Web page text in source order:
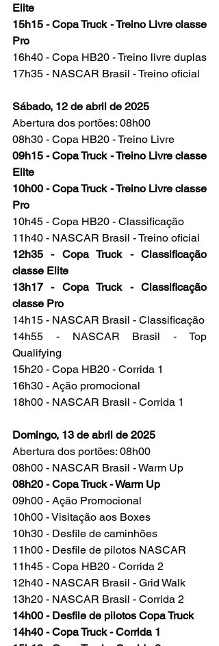
Elite
15h15 - Copa Truck - Treino Livre classe
Pro
16h40 - Copa HB20 - Treino livre duplas
17h35 - NASCAR Brasil - Treino oficial
Sábado, 12 de abril de 2025
Abertura dos portões: 08h00
08h30 - Copa HB20 - Treino Livre
09h15 - Copa Truck - Treino Livre classe
Elite
10h00 - Copa Truck - Treino Livre classe
Pro
10h45 - Copa HB20 - Classificação
11h40 - NASCAR Brasil - Treino oficial
12h35 - Copa Truck - Classificação
classe Elite
13h17 - Copa Truck - Classificação
classe Pro
14h15 - NASCAR Brasil - Classificação
14h55 - NASCAR Brasil - Top
Qualifying
15h20 - Copa HB20 - Corrida 1
16h30 - Ação promocional
18h00 - NASCAR Brasil - Corrida 1
Domingo, 13 de abril de 2025
Abertura dos portões: 08h00
08h00 - NASCAR Brasil - Warm Up
08h20 - Copa Truck - Warm Up
09h00 - Ação Promocional
10h00 - Visitação aos Boxes
10h30 - Desfile de caminhões
11h00 - Desfile de pilotos NASCAR
11h45 - Copa HB20 - Corrida 2
12h40 - NASCAR Brasil - Grid Walk
13h20 - NASCAR Brasil - Corrida 2
14h00 - Desfile de pilotos Copa Truck
14h40 - Copa Truck - Corrida 1